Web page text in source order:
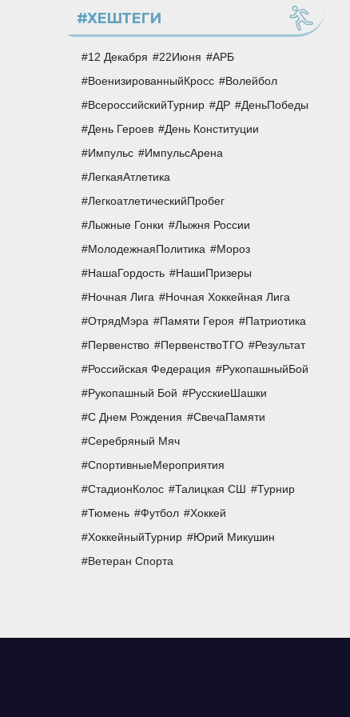
#ХЕШТЕГИ
12 Декабря 22Июня
АРБ
ВоенизированныйКросс
Волейбол
ВсероссийскийТурнир
ДР
ДеньПобеды
День Героев
День Конституции
Импульс
ИмпульсАрена
ЛегкаяАтлетика
ЛегкоатлетическийПробег
Лыжные Гонки
Лыжня России
МолодежнаяПолитика
Мороз
НашаГордость
НашиПризеры
Ночная Лига
Ночная Хоккейная Лига
ОтрядМэра
Памяти Героя
Патриотика
Первенство
ПервенствоТГО
Результат
Российская Федерация
РукопашныйБой
Рукопашный Бой
РусскиеШашки
С Днем Рождения
СвечаПамяти
Серебряный Мяч
СпортивныеМероприятия
СтадионКолос
Талицкая СШ
Турнир
Тюмень
Футбол
Хоккей
ХоккейныйТурнир
Юрий Микушин
Ветеран Спорта